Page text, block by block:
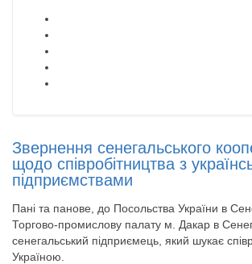
Звернення сенегальського
щодо співробітництва з
підприємствами
Пані та панове, до Посольства України в
Торгово-промислову палату м. Дакар в
сенегальський підприємець, який шукає
Україною.